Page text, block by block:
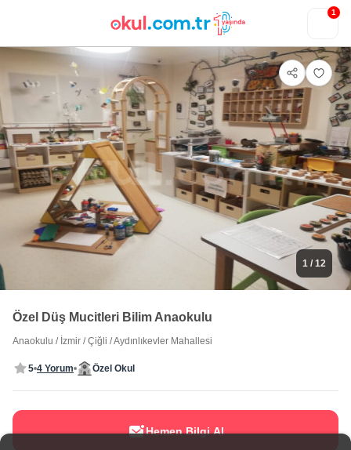
1
1 / 12
Özel Düş Mucitleri Bilim Anaokulu
Anaokulu / İzmir /Çiğli /Aydınlıkevler Mahallesi
5 4 Yorum Özel Okul
Hemen Bilgi Al